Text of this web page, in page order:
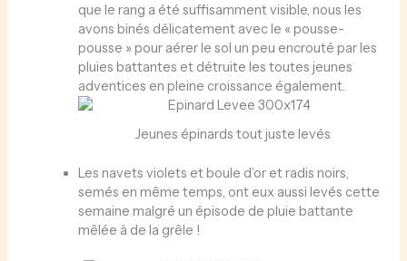
que le rang a été suffisamment visible, nous les
avons binés délicatement avec le « pousse-
pousse » pour aérer le sol un peu encrouté par les
pluies battantes et détruite les toutes jeunes
adventices en pleine croissance également.
Jeunes épinards tout juste levés
Les navets violets et boule d’or et radis noirs,
semés en même temps, ont eux aussi levés cette
semaine malgré un épisode de pluie battante
mêlée à de la grêle !